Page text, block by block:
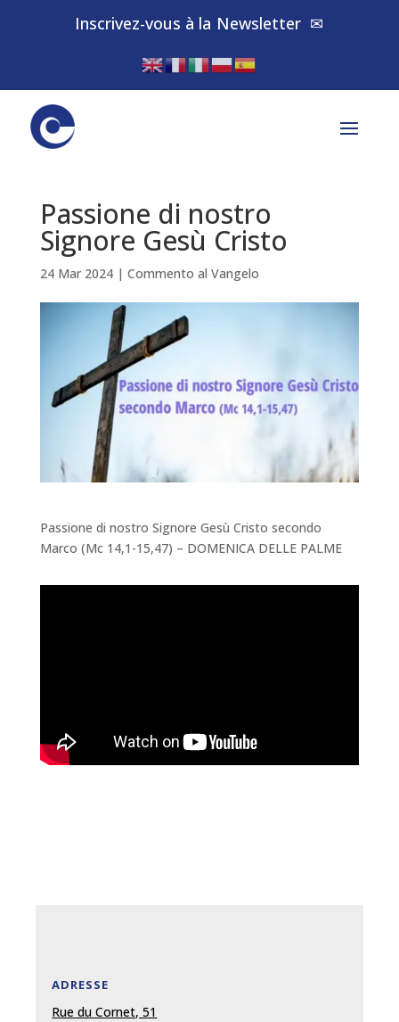
Inscrivez-vous à la Newsletter ✉
Passione di nostro
Signore Gesù Cristo
24 Mar 2024| Commento al Vangelo
Passione di nostro Signore Gesù Cristo secondo
Marco (Mc 14,1-15,47) – DOMENICA DELLE PALME
ADRESSE
Rue du Cornet, 51